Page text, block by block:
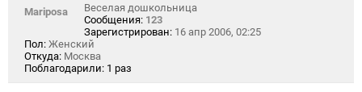
Mariposa
Веселая дошкольница
Сообщения: 123
Зарегистрирован: 16 апр 2006, 02:25
Пол: Женский
Откуда: Москва
Поблагодарили: 1 раз